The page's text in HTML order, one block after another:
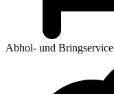
Abhol- und Bringservice